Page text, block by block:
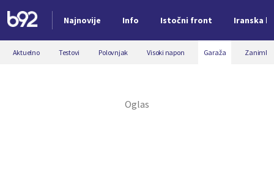
Najnovije Info Istočni front Iranska
Nova vest
Aktuelno Testovi Polovnjak Visoki napon Garaža